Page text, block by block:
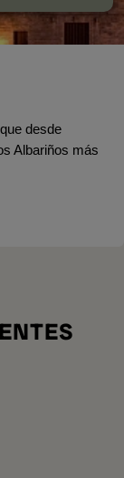
desde
Albariños más